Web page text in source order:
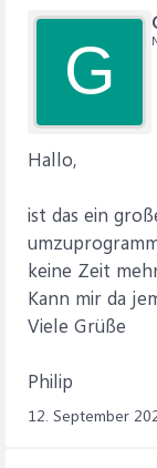
G
Hallo,
ist das ein
keine Zeit
Kann mir da
Viele Grüße
Philip
12. September